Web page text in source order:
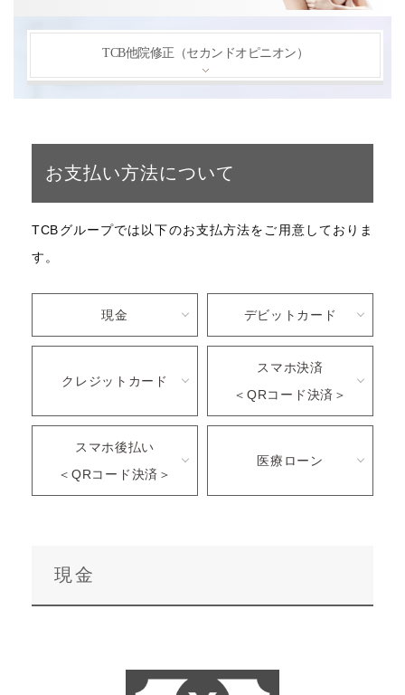
TCB他院修正（セカンドオピニオン）
お支払い方法について
TCBグループでは以下のお支払方法をご用意しておりま
す。
現金 デビットカード
クレジットカード
スマホ決済
＜QRコード決済＞
スマホ後払い
＜QRコード決済＞
医療ローン
現金